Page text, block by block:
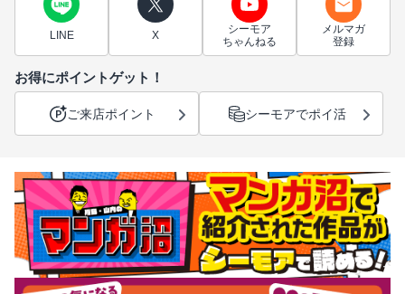
LINE X
シーモア
ちゃんねる
メルマガ
登録
お得にポイントゲット！
ご来店ポイント シーモアでポイ活